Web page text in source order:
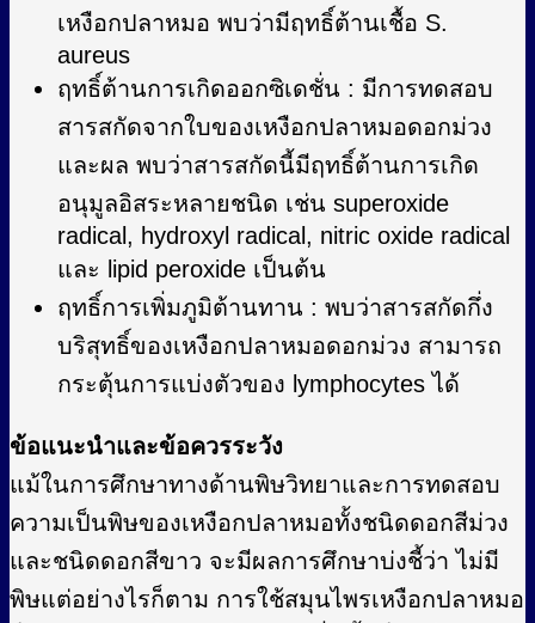
เหงือกปลาหมอ พบว่ามีฤทธิ์ต้านเชื้อ S.
aureus
ฤทธิ์ต้านการเกิดออกซิเดชั่น : มีการทดสอบ
สารสกัดจากใบของเหงือกปลาหมอดอกม่วง
และผล พบว่าสารสกัดนี้มีฤทธิ์ต้านการเกิด
อนุมูลอิสระหลายชนิด เช่น superoxide
radical, hydroxyl radical, nitric oxide radical
และ lipid peroxide เป็นต้น
ฤทธิ์การเพิ่มภูมิต้านทาน : พบว่าสารสกัดกึ่ง
บริสุทธิ์ของเหงือกปลาหมอดอกม่วง สามารถ
กระตุ้นการแบ่งตัวของ lymphocytes ได้
ข้อแนะนำและข้อควรระวัง
แม้ในการศึกษาทางด้านพิษวิทยาและการทดสอบ
ความเป็นพิษของเหงือกปลาหมอทั้งชนิดดอกสีม่วง
และชนิดดอกสีขาว จะมีผลการศึกษาบ่งชี้ว่า ไม่มี
พิษแต่อย่างไรก็ตาม การใช้สมุนไพรเหงือกปลาหมอ